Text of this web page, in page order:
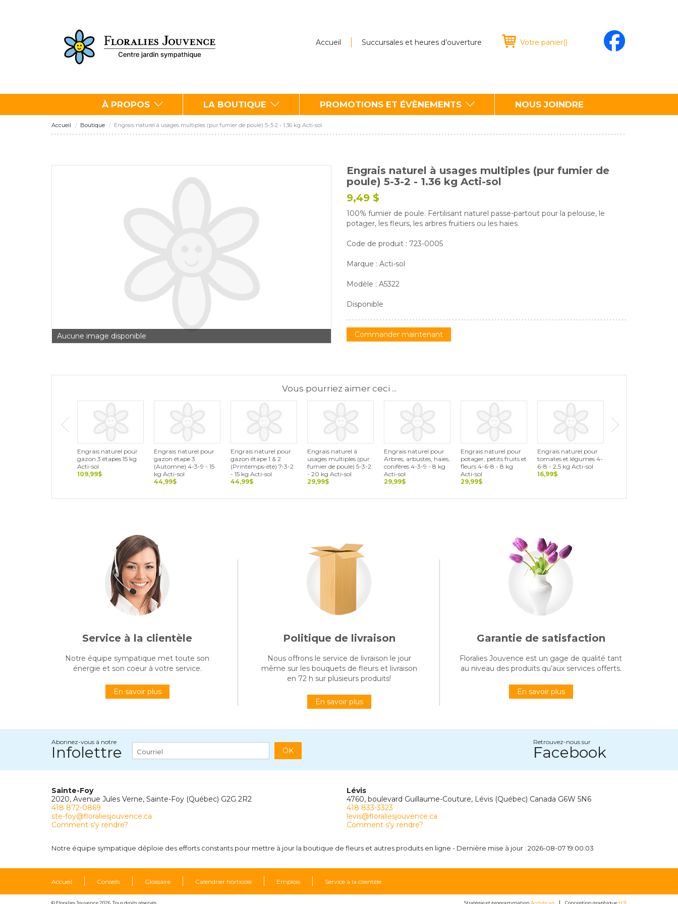
Accueil Succursales et heures d’ouverture Votre panier()
À PROPOS LA BOUTIQUE PROMOTIONS ET ÉVÈNEMENTS NOUS JOINDRE
Accueil Boutique Engrais naturel à usages multiples (pur fumier de poule) 5-3-2 - 1.36 kg Acti-sol
Aucune image disponible
Engrais naturel à usages multiples (pur fumier de
poule) 5-3-2 - 1.36 kg Acti-sol
9,49 $
100% fumier de poule. Fertilisant naturel passe-partout pour la pelouse, le
potager, les fleurs, les arbres fruitiers ou les haies.
Code de produit : 723-0005
Marque : Acti-sol
Modèle : A5322
Disponible
Commander maintenant
Vous pourriez aimer ceci ...
Engrais naturel pour
gazon 3 étapes 15 kg
Acti-sol
109,99$
Engrais naturel pour
gazon étape 3
(Automne) 4-3-9 - 15
kg Acti-sol
44,99$
Engrais naturel pour
gazon étape 1 & 2
(Printemps-été) 7-3-2
- 15 kg Acti-sol
44,99$
Engrais naturel à
usages multiples (pur
fumier de poule) 5-3-2
- 20 kg Acti-sol
29,99$
Engrais naturel pour
Arbres, arbustes, haies,
conifères 4-3-9 - 8 kg
Acti-sol
29,99$
Engrais naturel pour
potager, petits fruits et
fleurs 4-6-8 - 8 kg
Acti-sol
29,99$
Engrais naturel pour
tomates et légumes 4-
6-8 - 2,5 kg Acti-sol
16,99$
Service à la clientèle
Notre équipe sympatique met toute son
énergie et son coeur à votre service.
En savoir plus
Politique de livraison
Nous offrons le service de livraison le jour
même sur les bouquets de fleurs et livraison
en 72 h sur plusieurs produits!
En savoir plus
Garantie de satisfaction
Floralies Jouvence est un gage de qualité tant
au niveau des produits qu’aux services offerts.
En savoir plus
Abonnez-vous à notre
Infolettre OK
Retrouvez-nous sur
Facebook
Sainte-Foy
2020, Avenue Jules Verne, Sainte-Foy (Québec) G2G 2R2
418 872-0869
ste-foy@floraliesjouvence.ca
Comment s'y rendre?
Lévis
4760, boulevard Guillaume-Couture, Lévis (Québec) Canada G6W 5N6
418 833-3323
levis@floraliesjouvence.ca
Comment s'y rendre?
Notre équipe sympatique déploie des efforts constants pour mettre à jour la boutique de fleurs et autres produits en ligne - Dernière mise à jour : 2026-08-07 19:00:03
Accueil Conseils Glossaire Calendrier horticole Emplois Service à la clientèle